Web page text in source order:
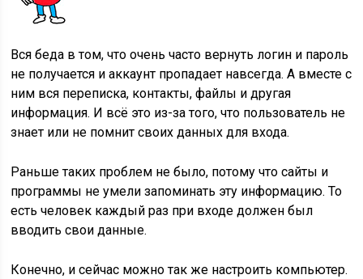
Вся беда в том, что очень часто вернуть логин и пароль
не получается и аккаунт пропадает навсегда. А вместе с
ним вся переписка, контакты, файлы и другая
информация. И всё это из-за того, что пользователь не
знает или не помнит своих данных для входа.
Раньше таких проблем не было, потому что сайты и
программы не умели запоминать эту информацию. То
есть человек каждый раз при входе должен был
вводить свои данные.
Конечно, и сейчас можно так же настроить компьютер.